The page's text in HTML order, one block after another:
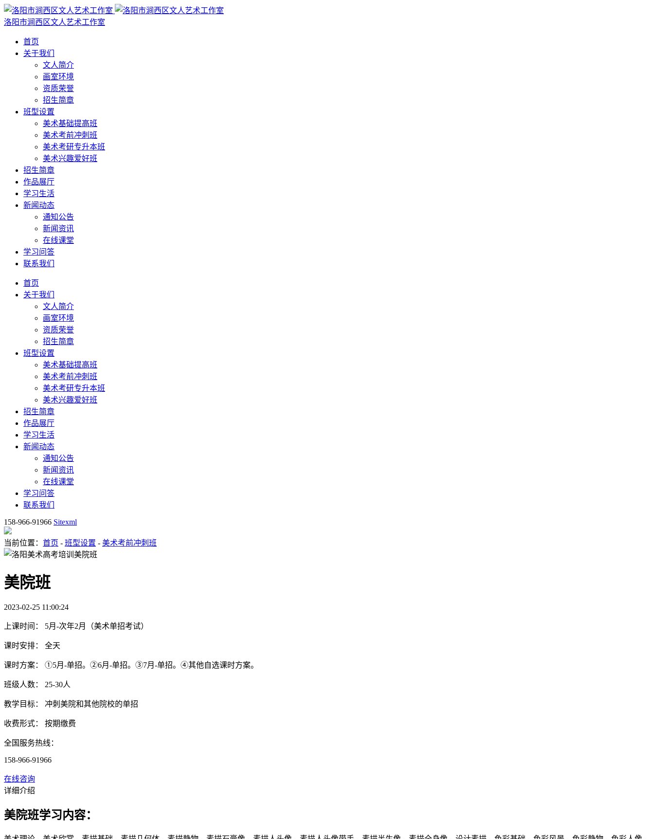
洛阳市涧西区文人艺术工作室
首页
关于我们
文人简介
画室环境
资质荣誉
招生简章
班型设置
美术基础提高班
美术考前冲刺班
美术考研专升本班
美术兴趣爱好班
招生简章
作品展厅
学习生活
新闻动态
通知公告
新闻资讯
在线课堂
学习问答
联系我们
首页
关于我们
文人简介
画室环境
资质荣誉
招生简章
班型设置
美术基础提高班
美术考前冲刺班
美术考研专升本班
美术兴趣爱好班
招生简章
作品展厅
学习生活
新闻动态
通知公告
新闻资讯
在线课堂
学习问答
联系我们
158-966-91966 Sitexml
当前位置： 首页 - 班型设置 - 美术考前冲刺班
美院班
2023-02-25 11:00:24
上课时间： 5月-次年2月（美术单招考试）
课时安排： 全天
课时方案： ①5月-单招。②6月-单招。③7月-单招。④其他自选课时方案。
班级人数： 25-30人
教学目标： 冲刺美院和其他院校的单招
收费形式： 按期缴费
全国服务热线：
158-966-91966
在线咨询
详细介绍
美院班学习内容：